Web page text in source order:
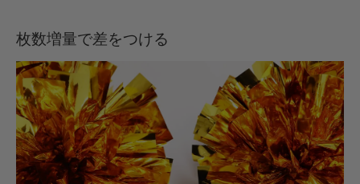
枚数増量で差をつける